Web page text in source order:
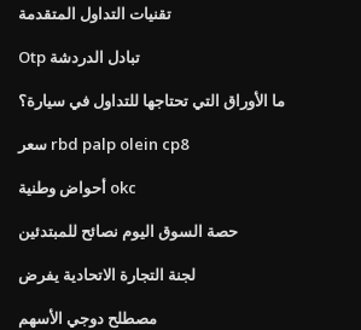
تقنيات التداول المتقدمة
Otp تبادل الدردشة
ما الأوراق التي تحتاجها للتداول في سيارة؟
سعر rbd palp olein cp8
أحواض وطنية okc
حصة السوق اليوم نصائح للمبتدئين
لجنة التجارة الاتحادية يفرض
مصطلح دوجي الأسهم